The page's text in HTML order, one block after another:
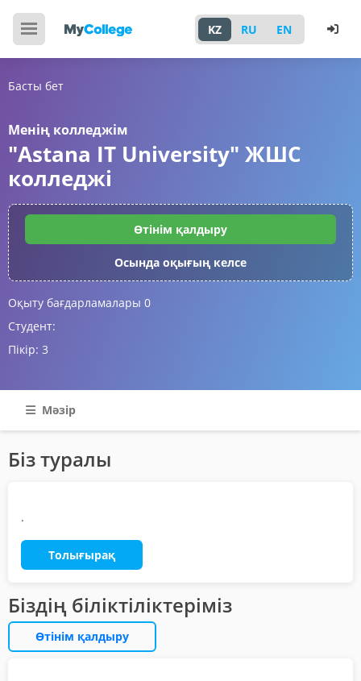
KZ RU EN
Басты бет
Менің колледжім
"Astana IT University" ЖШС
колледжі
Өтінім қалдыру
Осында оқығың келсе
Оқыту бағдарламалары 0
Студент:
Пікір: 3
Мәзір
Біз туралы
.
Толығырақ
Біздің біліктіліктеріміз
Өтінім қалдыру